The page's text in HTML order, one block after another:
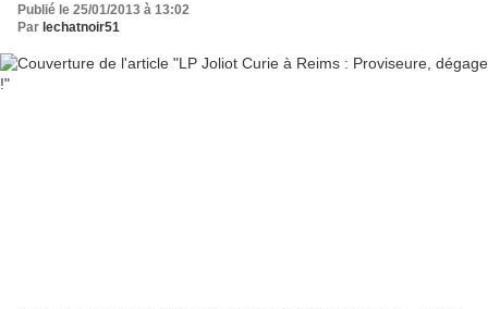
Publié le 25/01/2013 à 13:02
Par lechatnoir51